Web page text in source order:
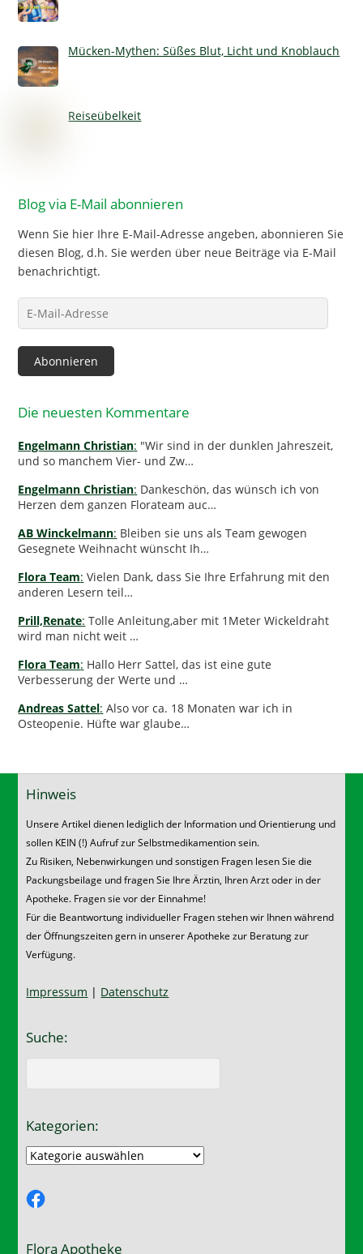
Mücken-Mythen: Süßes Blut, Licht und Knoblauch
Reiseübelkeit
Blog via E-Mail abonnieren
Wenn Sie hier Ihre E-Mail-Adresse angeben, abonnieren Sie
diesen Blog, d.h. Sie werden über neue Beiträge via E-Mail
benachrichtigt.
E-
Mail-
Adresse
Abonnieren
Die neuesten Kommentare
Engelmann Christian: "Wir sind in der dunklen Jahreszeit,
und so manchem Vier- und Zw…
Engelmann Christian: Dankeschön, das wünsch ich von
Herzen dem ganzen Florateam auc…
AB Winckelmann: Bleiben sie uns als Team gewogen
Gesegnete Weihnacht wünscht Ih…
Flora Team: Vielen Dank, dass Sie Ihre Erfahrung mit den
anderen Lesern teil…
Prill,Renate: Tolle Anleitung,aber mit 1Meter Wickeldraht
wird man nicht weit …
Flora Team: Hallo Herr Sattel, das ist eine gute
Verbesserung der Werte und …
Andreas Sattel: Also vor ca. 18 Monaten war ich in
Osteopenie. Hüfte war glaube…
Hinweis
Unsere Artikel dienen lediglich der Information und Orientierung und
sollen KEIN (!) Aufruf zur Selbstmedikamention sein.
Zu Risiken, Nebenwirkungen und sonstigen Fragen lesen Sie die
Packungsbeilage und fragen Sie Ihre Ärztin, Ihren Arzt oder in der
Apotheke. Fragen sie vor der Einnahme!
Für die Beantwortung individueller Fragen stehen wir Ihnen während
der Öffnungszeiten gern in unserer Apotheke zur Beratung zur
Verfügung.
Impressum | Datenschutz
Suche:
Kategorien:
Kategorien:
Facebook
Flora Apotheke